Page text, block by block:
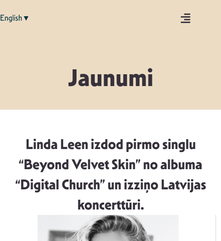
English▼
Jaunumi
Linda Leen izdod pirmo singlu
“Beyond Velvet Skin” no albuma
“Digital Church” un izziņo Latvijas
koncerttūri.